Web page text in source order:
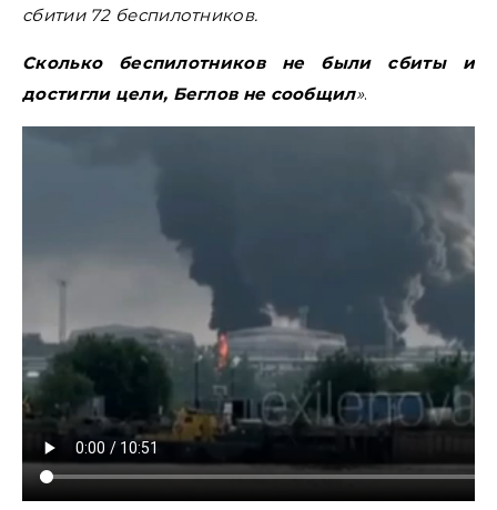
сбитии 72 беспилотников.
Сколько беспилотников не были сбиты и
достигли цели, Беглов не сообщил».